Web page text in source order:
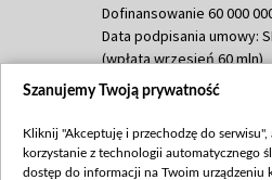
Dofinansowanie 60 000
Data podpisania umowy:
(wpłata wrzesień 60 mln)
Dofinansowanie 635 783
(wpłata wrzesień 100
mln, listopad 265 mln)
Szanujemy Twoją prywatność
Kliknij "Akceptuję i przechodzę do serwisu",
korzystanie z technologii automatycznego
dostęp do informacji na Twoim urządzeniu